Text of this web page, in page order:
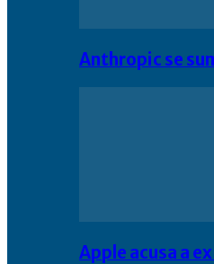
Anthropic se
Apple acusa a